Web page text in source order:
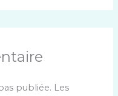
publiée. Les